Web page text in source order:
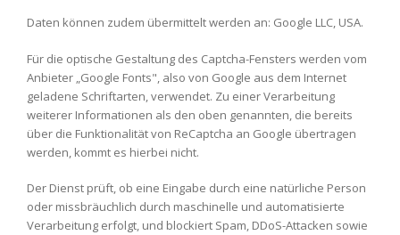
Daten können zudem übermittelt werden an: Google LLC, USA.
Für die optische Gestaltung des Captcha-Fensters werden vom
Anbieter „Google Fonts", also von Google aus dem Internet
geladene Schriftarten, verwendet. Zu einer Verarbeitung
weiterer Informationen als den oben genannten, die bereits
über die Funktionalität von ReCaptcha an Google übertragen
werden, kommt es hierbei nicht.
Der Dienst prüft, ob eine Eingabe durch eine natürliche Person
oder missbräuchlich durch maschinelle und automatisierte
Verarbeitung erfolgt, und blockiert Spam, DDoS-Attacken sowie